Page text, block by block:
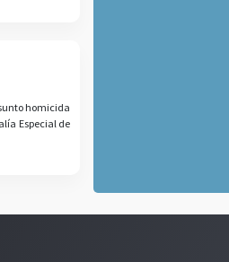
homicida
Especial de